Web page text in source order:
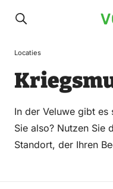
Locaties
In der Veluwe gibt es
Sie also? Nutzen Sie
Standort, der Ihren